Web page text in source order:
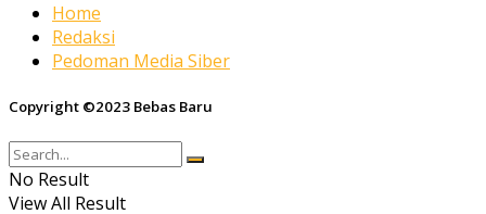
Home
Redaksi
Pedoman Media Siber
Copyright ©2023 Bebas Baru
No Result
View All Result